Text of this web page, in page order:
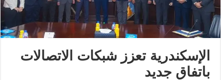
الإسكندرية تعزز شبكات الاتصالات
باتفاق جديد